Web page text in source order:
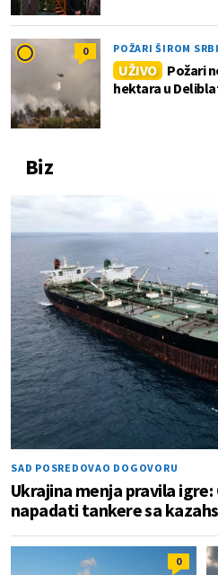
0 POŽARI ŠIROM
UŽIVO
Požari
hektara u
Biz
SAD POSREDOVAO DOGOVORU
Ukrajina menja pravila igre:
napadati tankere sa
0